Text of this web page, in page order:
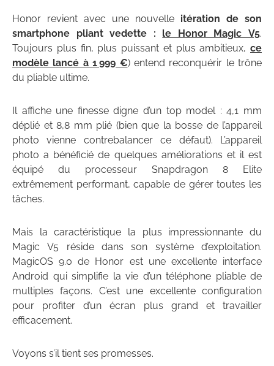
Honor revient avec une nouvelle itération de son
smartphone pliant vedette : le Honor Magic V5.
Toujours plus fin, plus puissant et plus ambitieux, ce
modèle lancé à 1 999 €) entend reconquérir le trône
du pliable ultime.
Il affiche une finesse digne d’un top model : 4,1 mm
déplié et 8,8 mm plié (bien que la bosse de l’appareil
photo vienne contrebalancer ce défaut). L’appareil
photo a bénéficié de quelques améliorations et il est
équipé du processeur Snapdragon 8 Elite
extrêmement performant, capable de gérer toutes les
tâches.
Mais la caractéristique la plus impressionnante du
Magic V5 réside dans son système d’exploitation.
MagicOS 9.0 de Honor est une excellente interface
Android qui simplifie la vie d’un téléphone pliable de
multiples façons. C’est une excellente configuration
pour profiter d’un écran plus grand et travailler
efficacement.
Voyons s’il tient ses promesses.